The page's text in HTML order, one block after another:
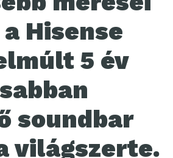
Hisense
5 év
soundbar
világszerte.